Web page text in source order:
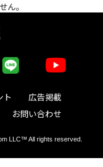
ん。
ト
広告掲載
お問い合わせ
LLC™ All rights reserved.